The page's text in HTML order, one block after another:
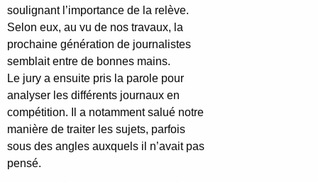
soulignant l’importance de la relève.
Selon eux, au vu de nos travaux, la
prochaine génération de journalistes
semblait entre de bonnes mains.
Le jury a ensuite pris la parole pour
analyser les différents journaux en
compétition. Il a notamment salué notre
manière de traiter les sujets, parfois
sous des angles auxquels il n’avait pas
pensé.